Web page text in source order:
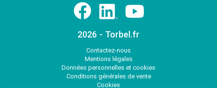
2026 - Torbel.fr
Contactez-nous
Mentions légales
Données personnelles et cookies
Conditions générales de vente
Cookies